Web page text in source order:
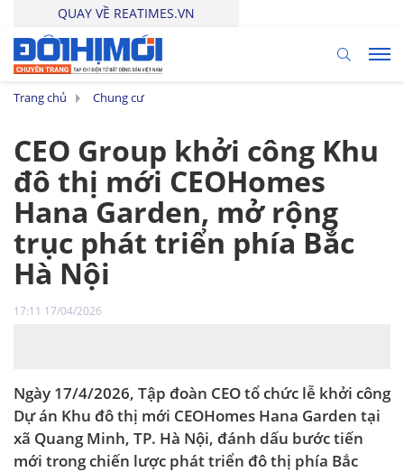
QUAY VỀ REATIMES.VN
Trang chủ Chung cư
CEO Group khởi công Khu
đô thị mới CEOHomes
Hana Garden, mở rộng
trục phát triển phía Bắc
Hà Nội
17:11 17/04/2026
Ngày 17/4/2026, Tập đoàn CEO tổ chức lễ khởi công
Dự án Khu đô thị mới CEOHomes Hana Garden tại
xã Quang Minh, TP. Hà Nội, đánh dấu bước tiến
mới trong chiến lược phát triển đô thị phía Bắc